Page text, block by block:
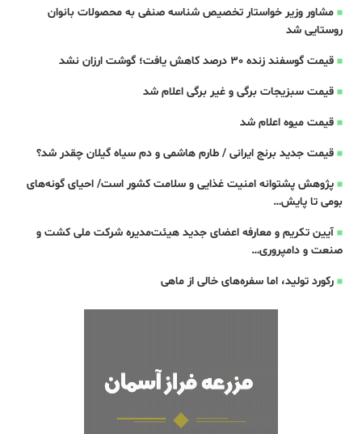
مشاور وزیر خواستار تخصیص شناسه صنفی به محصولات بانوان
روستایی شد
قیمت گوسفند زنده 30 درصد کاهش یافت؛ گوشت ارزان نشد
قیمت سبزیجات برگی و غیر برگی اعلام شد
قیمت میوه اعلام شد
قیمت جدید برنج ایرانی / طارم هاشمی و دم سیاه گیلان چقدر شد؟
پژوهش پشتوانه امنیت غذایی و سلامت کشور است/ احیای گونه‌های
بومی تا پایش…
آیین تکریم و معارفه اعضای جدید هیئت‌مدیره شرکت ملی کشت و
صنعت و دامپروری…
رکورد تولید، اما سفره‌های خالی از ماهی